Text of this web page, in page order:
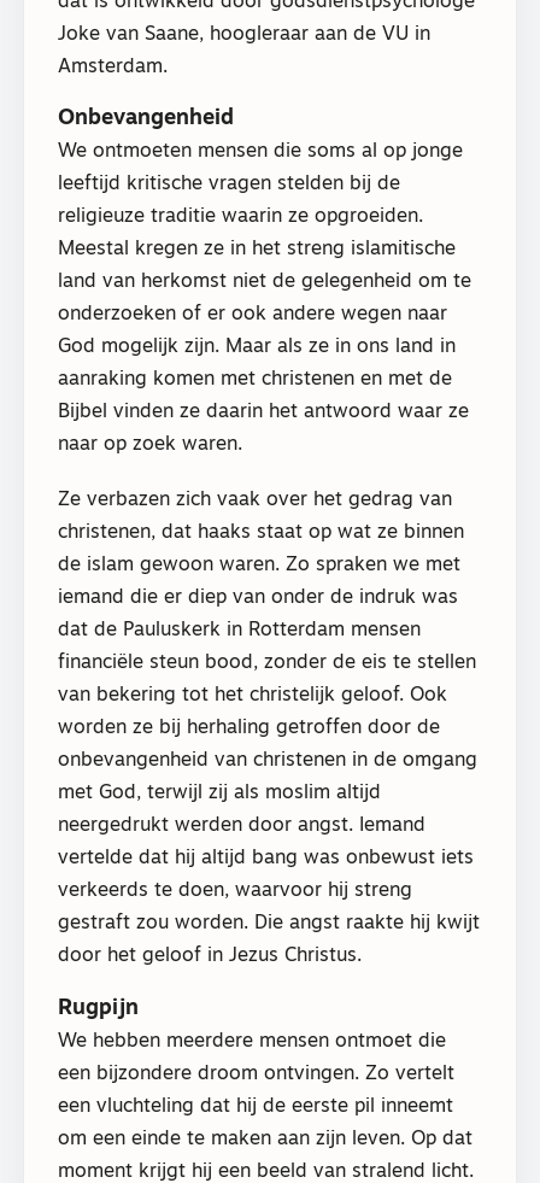
Joke van Saane, hoogleraar aan de VU in
Amsterdam.
Onbevangenheid
We ontmoeten mensen die soms al op jonge
leeftijd kritische vragen stelden bij de
religieuze traditie waarin ze opgroeiden.
Meestal kregen ze in het streng islamitische
land van herkomst niet de gelegenheid om te
onderzoeken of er ook andere wegen naar
God mogelijk zijn. Maar als ze in ons land in
aanraking komen met christenen en met de
Bijbel vinden ze daarin het antwoord waar ze
naar op zoek waren.
Ze verbazen zich vaak over het gedrag van
christenen, dat haaks staat op wat ze binnen
de islam gewoon waren. Zo spraken we met
iemand die er diep van onder de indruk was
dat de Pauluskerk in Rotterdam mensen
financiële steun bood, zonder de eis te stellen
van bekering tot het christelijk geloof. Ook
worden ze bij herhaling getroffen door de
onbevangenheid van christenen in de omgang
met God, terwijl zij als moslim altijd
neergedrukt werden door angst. Iemand
vertelde dat hij altijd bang was onbewust iets
verkeerds te doen, waarvoor hij streng
gestraft zou worden. Die angst raakte hij kwijt
door het geloof in Jezus Christus.
Rugpijn
We hebben meerdere mensen ontmoet die
een bijzondere droom ontvingen. Zo vertelt
een vluchteling dat hij de eerste pil inneemt
om een einde te maken aan zijn leven. Op dat
moment krijgt hij een beeld van stralend licht.